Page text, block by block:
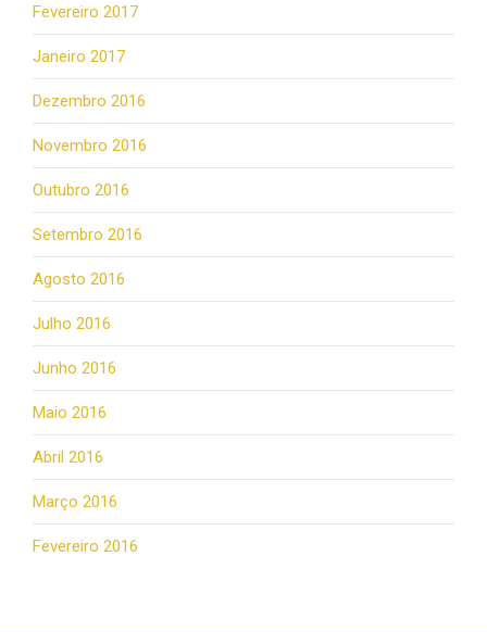
Fevereiro 2017
Janeiro 2017
Dezembro 2016
Novembro 2016
Outubro 2016
Setembro 2016
Agosto 2016
Julho 2016
Junho 2016
Maio 2016
Abril 2016
Março 2016
Fevereiro 2016